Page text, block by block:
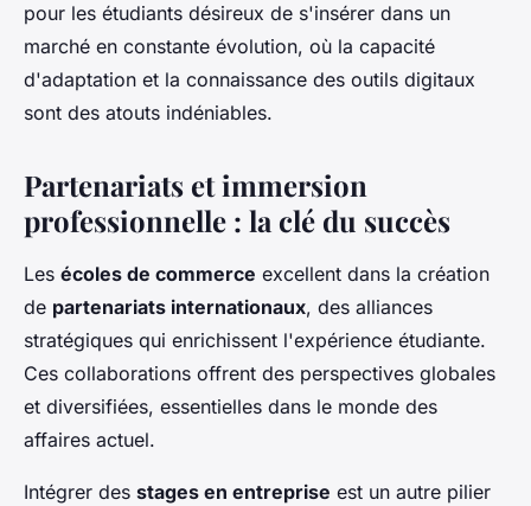
pour les étudiants désireux de s'insérer dans un
marché en constante évolution, où la capacité
d'adaptation et la connaissance des outils digitaux
sont des atouts indéniables.
Partenariats et immersion
professionnelle : la clé du succès
Les écoles de commerce excellent dans la création
de partenariats internationaux, des alliances
stratégiques qui enrichissent l'expérience étudiante.
Ces collaborations offrent des perspectives globales
et diversifiées, essentielles dans le monde des
affaires actuel.
Intégrer des stages en entreprise est un autre pilier